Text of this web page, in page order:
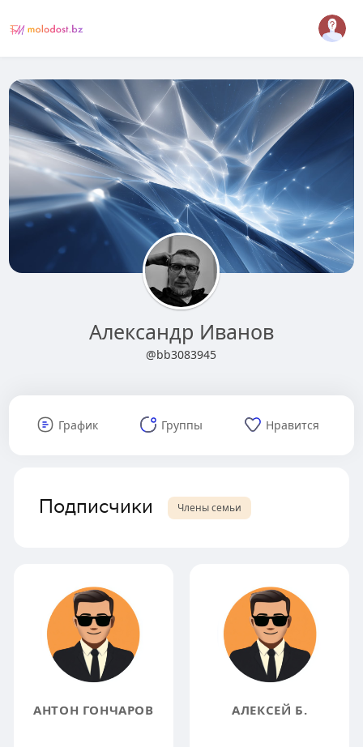
Александр Иванов
@bb3083945
График Группы Нравится
Подписчики Члены семьи
АНТОН ГОНЧАРОВ АЛЕКСЕЙ Б.